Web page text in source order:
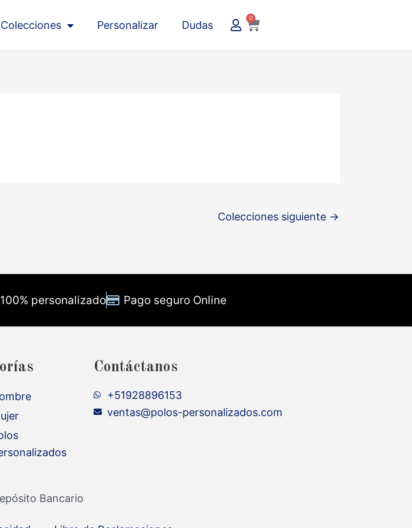
Colecciones Personalizar Dudas
0
Carrito
Colecciones siguiente →
100% personalizado Pago seguro Online
Contáctanos
+51928896153
ventas@polos-personalizados.com
Bancario